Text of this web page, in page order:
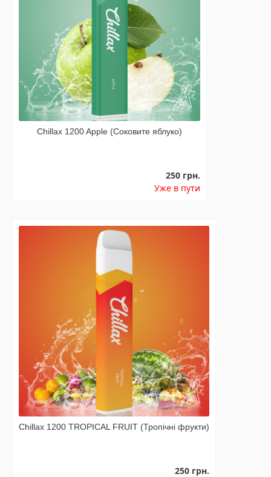
Chillax 1200 Apple (Соковите яблуко)
250 грн.
Уже в пути
Chillax 1200 TROPICAL FRUIT (Тропічні фрукти)
250 грн.